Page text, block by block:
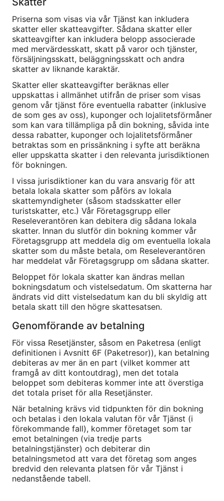
Priserna som visas via vår Tjänst kan inkludera
skatter eller skatteavgifter. Sådana skatter eller
skatteavgifter kan inkludera belopp associerade
med mervärdesskatt, skatt på varor och tjänster,
försäljningsskatt, beläggningsskatt och andra
skatter av liknande karaktär.
Skatter eller skatteavgifter beräknas eller
uppskattas i allmänhet utifrån de priser som visas
genom vår tjänst före eventuella rabatter (inklusive
de som ges av oss), kuponger och lojalitetsförmåner
som kan vara tillämpliga på din bokning, såvida inte
dessa rabatter, kuponger och lojalitetsförmåner
betraktas som en prissänkning i syfte att beräkna
eller uppskatta skatter i den relevanta jurisdiktionen
för bokningen.
I vissa jurisdiktioner kan du vara ansvarig för att
betala lokala skatter som påförs av lokala
skattemyndigheter (såsom stadsskatter eller
turistskatter, etc.) Vår Företagsgrupp eller
Reseleverantören kan debitera dig sådana lokala
skatter. Innan du slutför din bokning kommer vår
Företagsgrupp att meddela dig om eventuella lokala
skatter som du måste betala, om Reseleverantören
har meddelat vår Företagsgrupp om sådana skatter.
Beloppet för lokala skatter kan ändras mellan
bokningsdatum och vistelsedatum. Om skatterna har
ändrats vid ditt vistelsedatum kan du bli skyldig att
betala skatt till den högre skattesatsen.
Genomförande av betalning
För vissa Resetjänster, såsom en Paketresa (enligt
definitionen i Avsnitt 6F (Paketresor)), kan betalning
debiteras av mer än en part (vilket kommer att
framgå av ditt kontoutdrag), men det totala
beloppet som debiteras kommer inte att överstiga
det totala priset för alla Resetjänster.
När betalning krävs vid tidpunkten för din bokning
och betalas i den lokala valutan för vår Tjänst (i
förekommande fall), kommer företaget som tar
emot betalningen (via tredje parts
betalningstjänster) och debiterar din
betalningsmetod att vara det företag som anges
bredvid den relevanta platsen för vår Tjänst i
nedanstående tabell.